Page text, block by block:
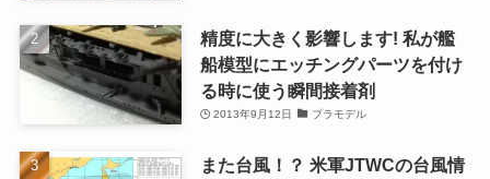
精度に大きく影響します! 私が艦
船模型にエッチングパーツを付け
る時に使う瞬間接着剤
2013年9月12日 プラモデル
また台風！？ 米軍JTWCの台風情